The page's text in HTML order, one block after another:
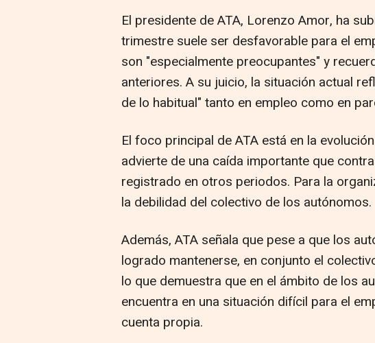
El presidente de ATA, Lorenzo Amor, ha
trimestre suele ser desfavorable para el
son "especialmente preocupantes" y
anteriores. A su juicio, la situación actual
de lo habitual" tanto en empleo como en
El foco principal de ATA está en la
advierte de una caída importante que
registrado en otros periodos. Para la
la debilidad del colectivo de los autónomos.
Además, ATA señala que pese a que los
logrado mantenerse, en conjunto el
lo que demuestra que en el ámbito de los
encuentra en una situación difícil para el
cuenta propia.